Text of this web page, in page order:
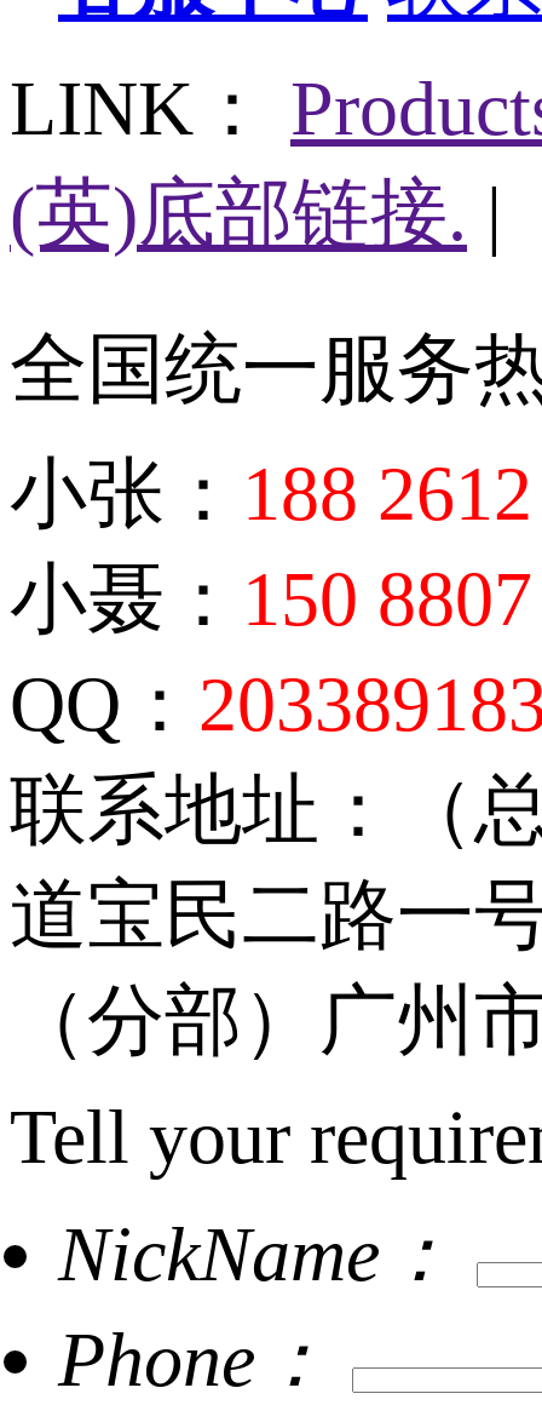
LINK：
(英)底部链接. |
全国统一服务
小张： 188
小聂： 150
QQ：
联系地址：（
道宝民二路一
（分部）广州
Tell your
NickName：
Phone：